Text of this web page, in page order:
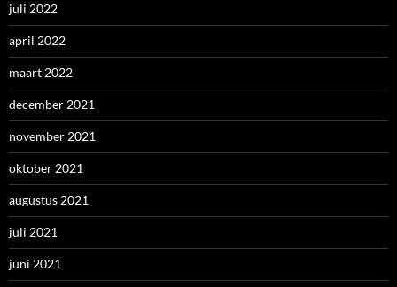
juli 2022
april 2022
maart 2022
december 2021
november 2021
oktober 2021
augustus 2021
juli 2021
juni 2021